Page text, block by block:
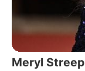
Meryl